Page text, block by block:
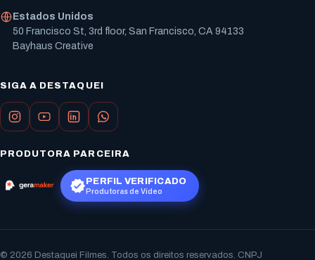
Estados Unidos
50 Francisco St, 3rd floor, San Francisco, CA 94133
Bayhaus Creative
SIGA A DESTAQUEI
PRODUTORA PARCEIRA
PERFIL VERIFICADO
Produtoras de Vídeo
© 2026 Destaquei Filmes. Todos os direitos reservados. CNPJ